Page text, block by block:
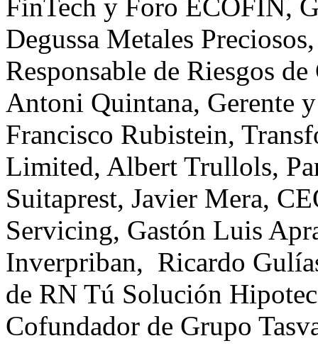
FinTech y Foro ECOFIN,
Degussa Metales
Responsable de Riesgos
Antoni Quintana, Gerente
Francisco Rubistein,
Limited, Albert Trullols,
Suitaprest, Javier Mera,
Servicing, Gastón Luis
Inverpriban, Ricardo
de RN Tú Solución
Cofundador de Grupo